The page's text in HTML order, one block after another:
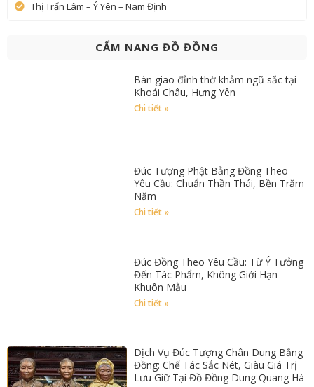
Thị Trấn Lâm – Ý Yên – Nam Định
CẨM NANG ĐỒ ĐỒNG
Bàn giao đỉnh thờ khảm ngũ sắc tại
Khoái Châu, Hưng Yên
Chi tiết »
Đúc Tượng Phật Bằng Đồng Theo
Yêu Cầu: Chuẩn Thần Thái, Bền Trăm
Năm
Chi tiết »
Đúc Đồng Theo Yêu Cầu: Từ Ý Tưởng
Đến Tác Phẩm, Không Giới Hạn
Khuôn Mẫu
Chi tiết »
Dịch Vụ Đúc Tượng Chân Dung Bằng
Đồng: Chế Tác Sắc Nét, Giàu Giá Trị
Lưu Giữ Tại Đồ Đồng Dung Quang Hà